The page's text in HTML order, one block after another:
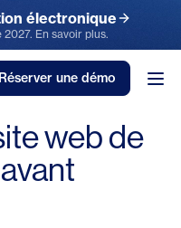
électronique
En savoir plus.
Réserver une démo
web de